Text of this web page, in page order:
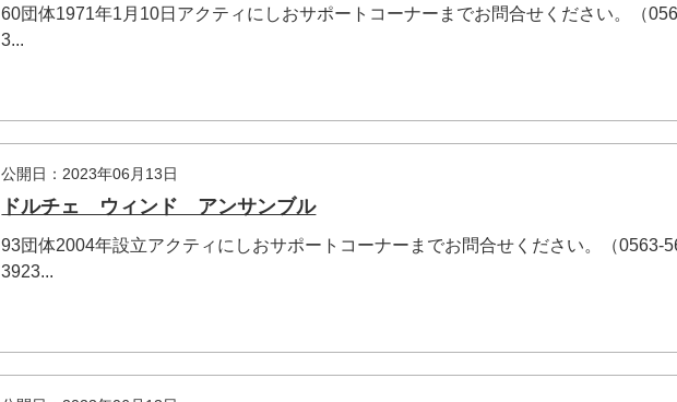
60団体1971年1月10日アクティにしおサポートコーナーまでお問合せください。（
3...
公開日：2023年06月13日
ドルチェ ウィンド アンサンブル
93団体2004年設立アクティにしおサポートコーナーまでお問合せください。（0563-
3923...